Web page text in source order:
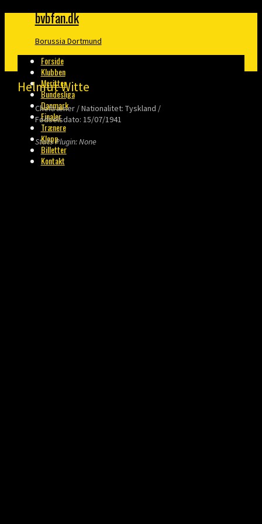
bvbfan.dk
Borussia Dortmund
Forside
Klubben
Meritter
Bundesliga
Danmark
Finaler
Trænere
Klopp
Billetter
Kontakt
Helmut Witte
Cheftræner / Nationalitet: Tyskland /
Fødselsdato: 15/07/1941
Stats Plugin: None